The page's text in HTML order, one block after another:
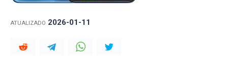
ATUALIZADO 2026-01-11